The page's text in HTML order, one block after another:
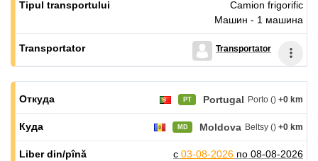
Camion frigorific
Машин - 1 машина
Transportator
PT Portugal Porto () +0 km
MD Moldova Beltsy () +0 km
с 03-08-2026 по 08-08-2026